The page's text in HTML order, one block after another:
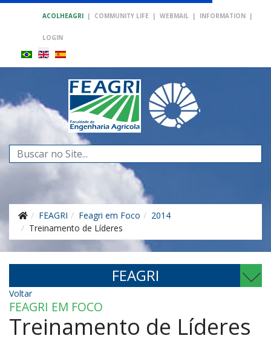
ACOLHEAGRI | COMMUNITY LIFE | WEBMAIL | INFORMATION |
LOGIN
Search
...
FEAGRI Feagri em Foco
2014
Treinamento de Líderes
FEAGRI
Voltar
FEAGRI EM FOCO
Treinamento de Líderes